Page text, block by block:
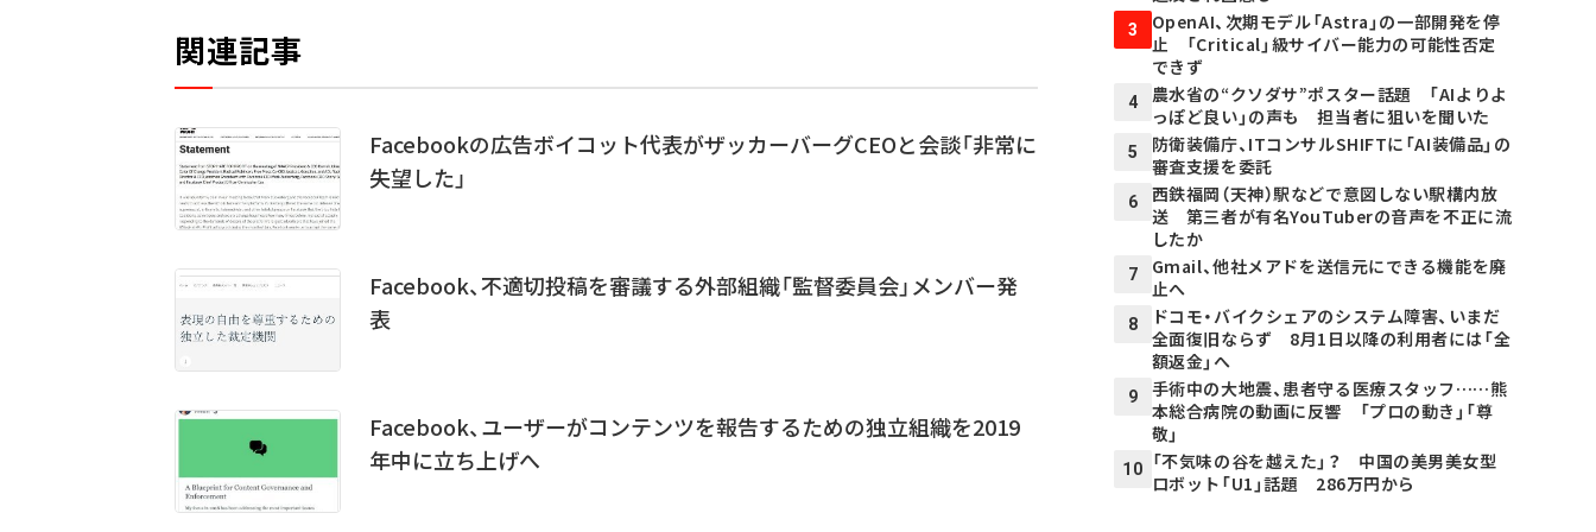
関連記事
Facebookの広告ボイコット代表がザッカーバーグCEOと会談「非常に
失望した」
Facebook、不適切投稿を審議する外部組織「監督委員会」メンバー発
表
Facebook、ユーザーがコンテンツを報告するための独立組織を2019
年中に立ち上げへ
3
OpenAI、次期モデル「Astra」の一部開発を停
止 「Critical」級サイバー能力の可能性否定
できず
4
農水省の“クソダサ”ポスター話題 「AIよりよ
っぽど良い」の声も 担当者に狙いを聞いた
5
防衛装備庁、ITコンサルSHIFTに「AI装備品」の
審査支援を委託
6
西鉄福岡（天神）駅などで意図しない駅構内放
送 第三者が有名YouTuberの音声を不正に流
したか
7
Gmail、他社メアドを送信元にできる機能を廃
止へ
8
ドコモ・バイクシェアのシステム障害、いまだ
全面復旧ならず 8月1日以降の利用者には「全
額返金」へ
9
手術中の大地震、患者守る医療スタッフ……熊
本総合病院の動画に反響 「プロの動き」「尊
敬」
10
「不気味の谷を越えた」？ 中国の美男美女型
ロボット「U1」話題 286万円から